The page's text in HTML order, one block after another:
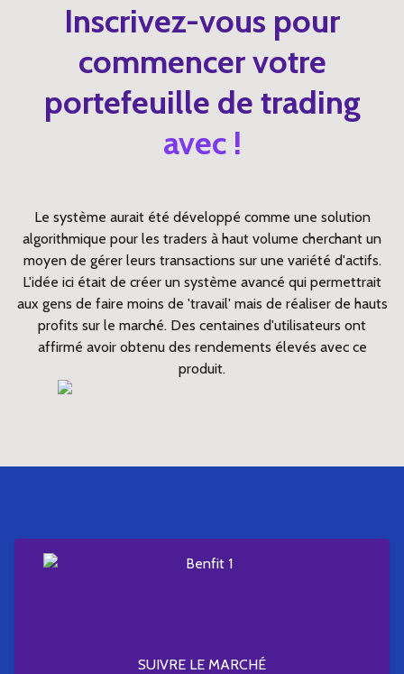
Inscrivez-vous pour
commencer votre
portefeuille de trading
avec !
Le système aurait été développé comme une solution
algorithmique pour les traders à haut volume cherchant un
moyen de gérer leurs transactions sur une variété d'actifs.
L'idée ici était de créer un système avancé qui permettrait
aux gens de faire moins de 'travail' mais de réaliser de hauts
profits sur le marché. Des centaines d'utilisateurs ont
affirmé avoir obtenu des rendements élevés avec ce
produit.
SUIVRE LE MARCHÉ